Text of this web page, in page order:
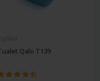
Qabı T139